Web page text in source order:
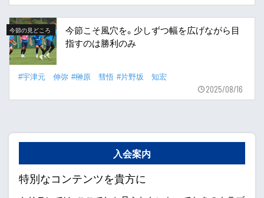
今節の見どころ
今節こそ風穴を。少しずつ幅を広げながら目
指すのは勝利のみ
#宇津元 伸弥 #榊原 彗悟 #片野坂 知宏
2025/08/16
入会案内
特別なコンテンツを貴方に